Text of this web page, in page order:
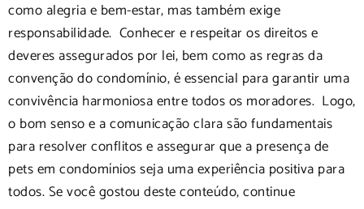
como alegria e bem-estar, mas também exige
responsabilidade. Conhecer e respeitar os direitos e
deveres assegurados por lei, bem como as regras da
convenção do condomínio, é essencial para garantir uma
convivência harmoniosa entre todos os moradores. Logo,
o bom senso e a comunicação clara são fundamentais
para resolver conflitos e assegurar que a presença de
pets em condomínios seja uma experiência positiva para
todos. Se você gostou deste conteúdo, continue